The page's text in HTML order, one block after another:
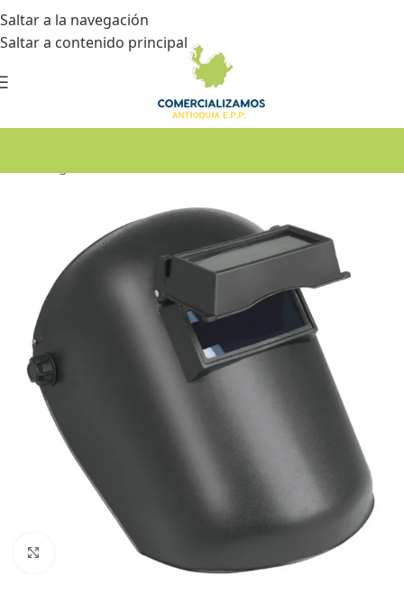
Saltar a la navegación
Saltar a contenido principal
Haga Click para agrandar